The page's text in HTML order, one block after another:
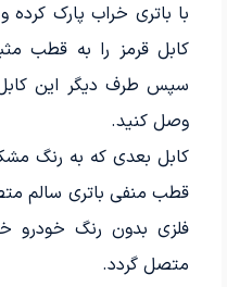
با باتری خراب پارک
کابل قرمز را به قطب
سپس طرف دیگر این
وصل کنید.
کابل بعدی که به رنگ
قطب منفی باتری سالم
فلزی بدون رنگ خودرو
متصل گردد.